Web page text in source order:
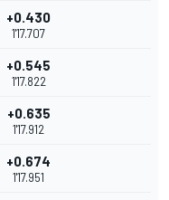
+0.430
1'17.707
+0.545
1'17.822
+0.635
1'17.912
+0.674
1'17.951